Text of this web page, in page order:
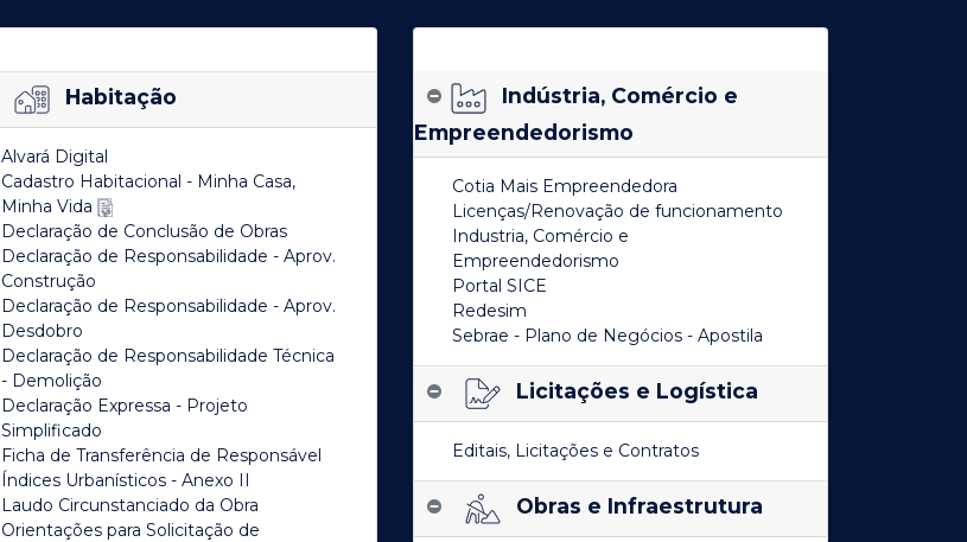
Habitação
Alvará Digital
Cadastro Habitacional - Minha Casa,
Minha Vida
Declaração de Conclusão de Obras
Declaração de Responsabilidade - Aprov.
Construção
Declaração de Responsabilidade - Aprov.
Desdobro
Declaração de Responsabilidade Técnica
- Demolição
Declaração Expressa - Projeto
Simplificado
Ficha de Transferência de Responsável
Índices Urbanísticos - Anexo II
Laudo Circunstanciado da Obra
Orientações para Solicitação de
Indústria, Comércio e
Empreendedorismo
Cotia Mais Empreendedora
Licenças/Renovação de funcionamento
Industria, Comércio e
Empreendedorismo
Portal SICE
Redesim
Sebrae - Plano de Negócios - Apostila
Licitações e Logística
Editais, Licitações e Contratos
Obras e Infraestrutura